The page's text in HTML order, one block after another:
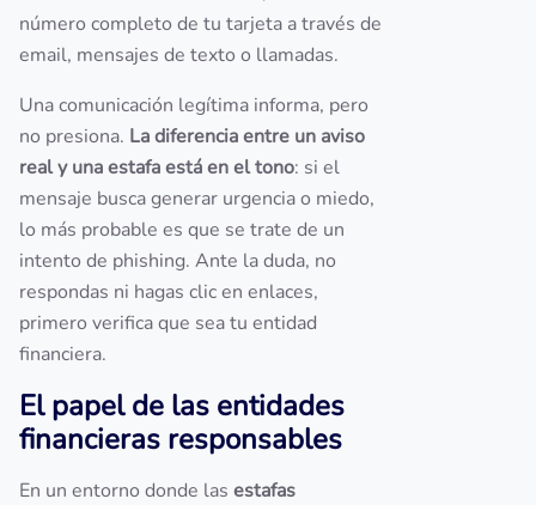
número completo de tu tarjeta a través de
email, mensajes de texto o llamadas.
Una comunicación legítima informa, pero
no presiona. La diferencia entre un aviso
real y una estafa está en el tono: si el
mensaje busca generar urgencia o miedo,
lo más probable es que se trate de un
intento de phishing. Ante la duda, no
respondas ni hagas clic en enlaces,
primero verifica que sea tu entidad
financiera.
El papel de las entidades
financieras responsables
En un entorno donde las estafas